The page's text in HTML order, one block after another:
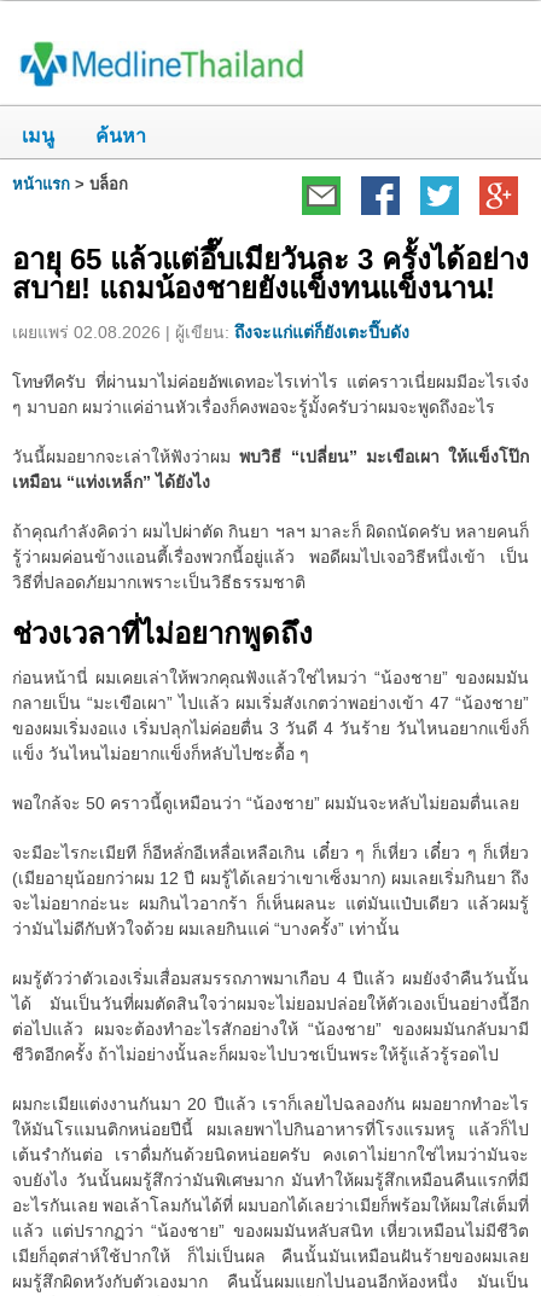
เมนู ค้นหา
หน้าแรก > บล็อก
อายุ 65 แล้วแต่อึ๊บเมียวันละ 3 ครั้งได้อย่าง
สบาย! แถมน้องชายยังแข็งทนแข็งนาน!
เผยแพร่ 02.08.2026 | ผู้เขียน: ถึงจะแก่แต่ก็ยังเตะปี๊บดัง
โทษทีครับ ที่ผ่านมาไม่ค่อยอัพเดทอะไรเท่าไร แต่คราวเนี่ยผมมีอะไรเจ๋ง
ๆ มาบอก ผมว่าแค่อ่านหัวเรื่องก็คงพอจะรู้มั้งครับว่าผมจะพูดถึงอะไร
วันนี้ผมอยากจะเล่าให้ฟังว่าผมพบวิธี “เปลี่ยน” มะเขือเผา ให้แข็งโป๊ก
เหมือน “แท่งเหล็ก” ได้ยังไง
ถ้าคุณกำลังคิดว่า ผมไปผ่าตัด กินยา ฯลฯ มาละก็ ผิดถนัดครับ หลายคนก็
รู้ว่าผมค่อนข้างแอนตี้เรื่องพวกนี้อยู่แล้ว พอดีผมไปเจอวิธีหนึ่งเข้า เป็น
วิธีที่ปลอดภัยมากเพราะเป็นวิธีธรรมชาติ
ช่วงเวลาที่ไม่อยากพูดถึง
ก่อนหน้านี่ ผมเคยเล่าให้พวกคุณฟังแล้วใช่ไหมว่า “น้องชาย” ของผมมัน
กลายเป็น “มะเขือเผา” ไปแล้ว ผมเริ่มสังเกตว่าพอย่างเข้า 47 “น้องชาย”
ของผมเริ่มงอแง เริ่มปลุกไม่ค่อยตื่น 3 วันดี 4 วันร้าย วันไหนอยากแข็งก็
แข็ง วันไหนไม่อยากแข็งก็หลับไปซะดื้อ ๆ
พอใกล้จะ 50 คราวนี้ดูเหมือนว่า “น้องชาย” ผมมันจะหลับไม่ยอมตื่นเลย
จะมีอะไรกะเมียที ก็อีหลั่กอีเหลื่อเหลือเกิน เดี๋ยว ๆ ก็เหี่ยว เดี๋ยว ๆ ก็เหี่ยว
(เมียอายุน้อยกว่าผม 12 ปี ผมรู้ได้เลยว่าเขาเซ็งมาก) ผมเลยเริ่มกินยา ถึง
จะไม่อยากอ่ะนะ ผมกินไวอากร้า ก็เห็นผลนะ แต่มันแป๋บเดียว แล้วผมรู้
ว่ามันไม่ดีกับหัวใจด้วย ผมเลยกินแค่ “บางครั้ง” เท่านั้น
ผมรู้ตัวว่าตัวเองเริ่มเสื่อมสมรรถภาพมาเกือบ 4 ปีแล้ว ผมยังจำคืนวันนั้น
ได้ มันเป็นวันที่ผมตัดสินใจว่าผมจะไม่ยอมปล่อยให้ตัวเองเป็นอย่างนี้อีก
ต่อไปแล้ว ผมจะต้องทำอะไรสักอย่างให้ “น้องชาย” ของผมมันกลับมามี
ชีวิตอีกครั้ง ถ้าไม่อย่างนั้นละก็ผมจะไปบวชเป็นพระให้รู้แล้วรู้รอดไป
ผมกะเมียแต่งงานกันมา 20 ปีแล้ว เราก็เลยไปฉลองกัน ผมอยากทำอะไร
ให้มันโรแมนติกหน่อยปีนี้ ผมเลยพาไปกินอาหารที่โรงแรมหรู แล้วก็ไป
เต้นรำกันต่อ เราดื่มกันด้วยนิดหน่อยครับ คงเดาไม่ยากใช่ไหมว่ามันจะ
จบยังไง วันนั้นผมรู้สึกว่ามันพิเศษมาก มันทำให้ผมรู้สึกเหมือนคืนแรกที่มี
อะไรกันเลย พอเล้าโลมกันได้ที่ ผมบอกได้เลยว่าเมียก็พร้อมให้ผมใส่เต็มที่
แล้ว แต่ปรากฏว่า “น้องชาย” ของผมมันหลับสนิท เหี่ยวเหมือนไม่มีชีวิต
เมียก็อุตส่าห์ใช้ปากให้ ก็ไม่เป็นผล คืนนั้นมันเหมือนฝันร้ายของผมเลย
ผมรู้สึกผิดหวังกับตัวเองมาก คืนนั้นผมแยกไปนอนอีกห้องหนึ่ง มันเป็น